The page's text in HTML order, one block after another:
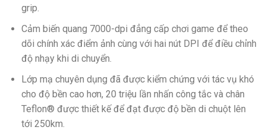
grip.
Cảm biến quang 7000-dpi đẳng cấp chơi game để theo
dõi chính xác điểm ảnh cùng với hai nút DPI để điều chỉnh
độ nhạy khi di chuyển.
Lớp mạ chuyên dụng đã được kiểm chứng với tác vụ khó
cho độ bền cao hơn, 20 triệu lần nhấn công tắc và chân
Teflon® được thiết kế để đạt được độ bền di chuột lên
tới 250km.